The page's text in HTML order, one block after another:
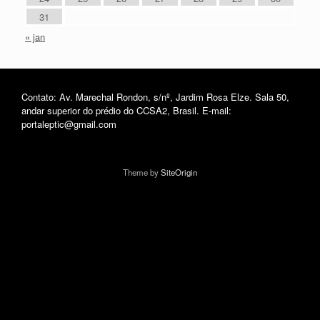
31
« jan
Contato: Av. Marechal Rondon, s/nº, Jardim Rosa Elze. Sala 50,
andar superior do prédio do CCSA2, Brasil. E-mail:
portaleptic@gmail.com
Theme bySiteOrigin